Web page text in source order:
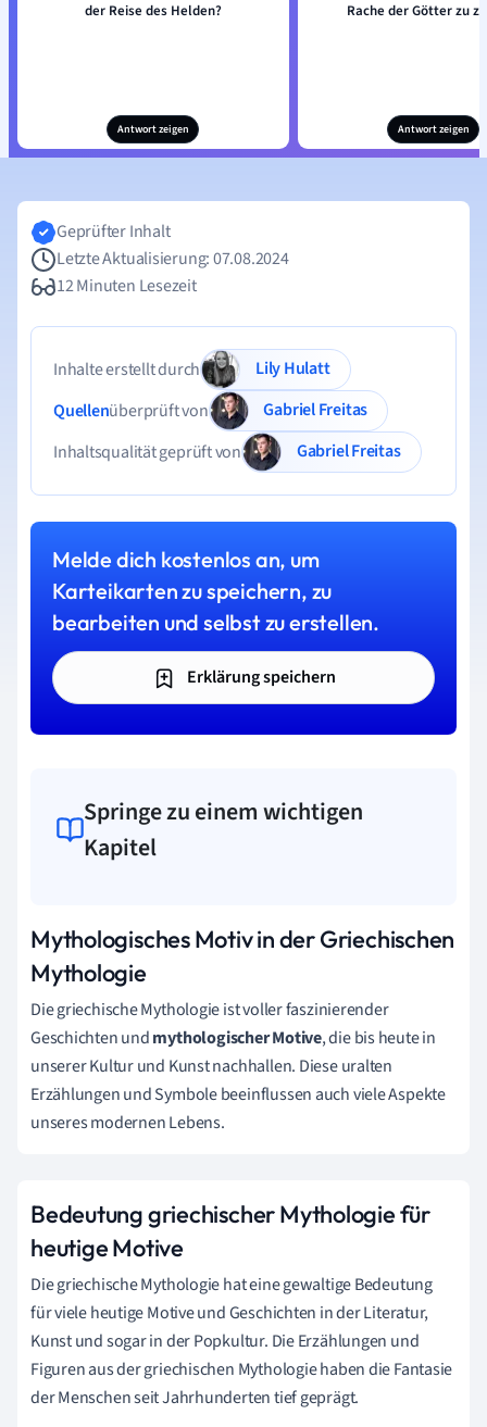
der Reise des Helden?
Antwort zeigen
Rache der Götter zu
Antwort zeigen
Geprüfter Inhalt
Letzte Aktualisierung: 07.08.2024
12 Minuten Lesezeit
Inhalte erstellt durch
Lily Hulatt
Quellenüberprüft von
Gabriel Freitas
Inhaltsqualität geprüft von
Gabriel Freitas
Melde dich kostenlos an, um
Karteikarten zu speichern, zu
bearbeiten und selbst zu erstellen.
Erklärung speichern
Springe zu einem wichtigen
Kapitel
Mythologisches Motiv in der Griechischen
Mythologie
Die griechische Mythologie ist voller faszinierender
Geschichten undmythologischer Motive, die bis heute in
unserer Kultur und Kunst nachhallen. Diese uralten
Erzählungen und Symbole beeinflussen auch viele Aspekte
unseres modernen Lebens.
Bedeutung griechischer Mythologie für
heutige Motive
Die griechische Mythologie hat eine gewaltige Bedeutung
für viele heutige Motive und Geschichten in der Literatur,
Kunst und sogar in der Popkultur. Die Erzählungen und
Figuren aus der griechischen Mythologie haben die Fantasie
der Menschen seit Jahrhunderten tief geprägt.